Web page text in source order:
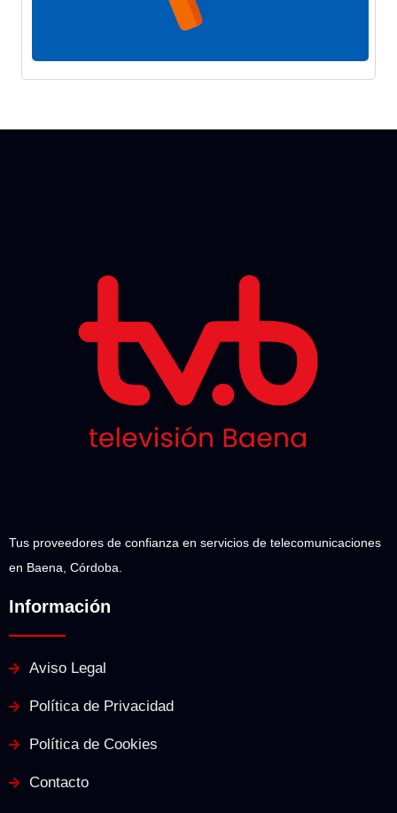
Tus proveedores de confianza en servicios de telecomunicaciones
en Baena, Córdoba.
Información
Aviso Legal
Política de Privacidad
Política de Cookies
Contacto